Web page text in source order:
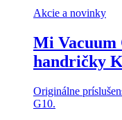
Akcie a novinky
Mi Vacuum
handričky
Originálne
G10.